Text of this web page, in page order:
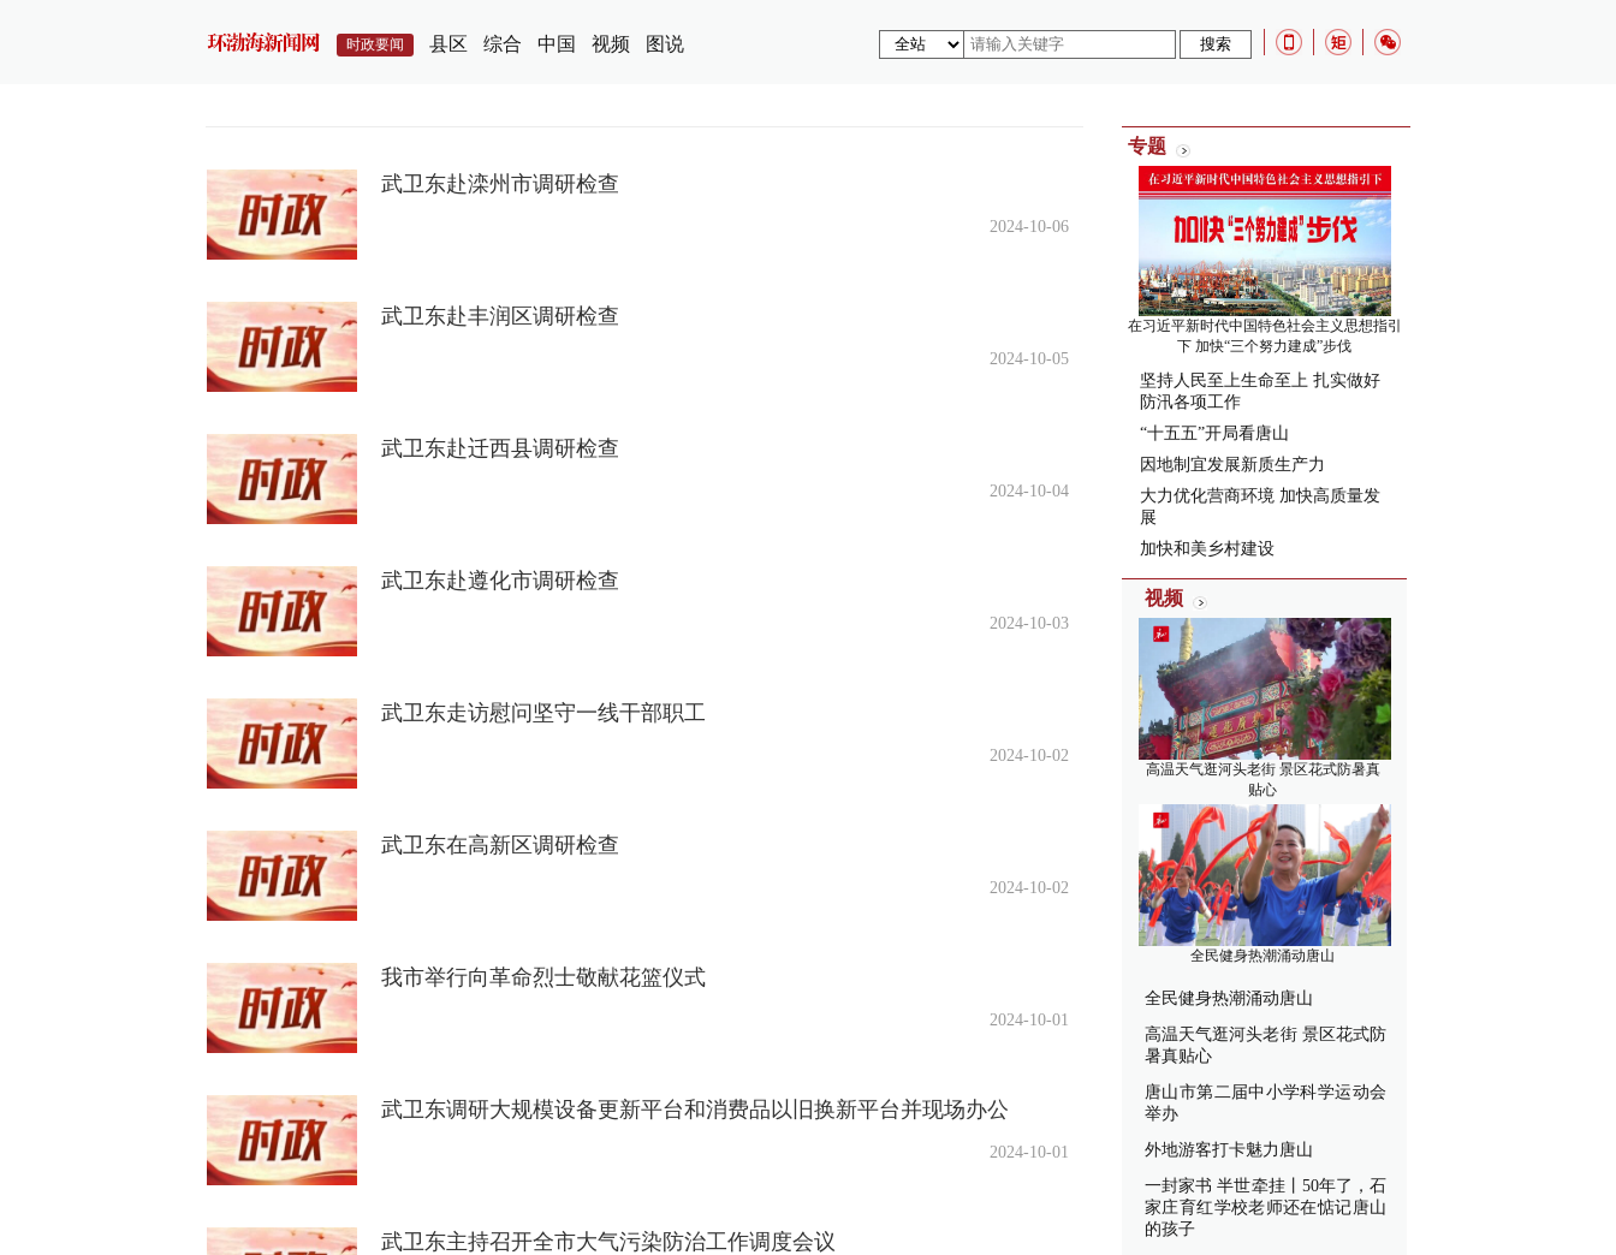
时政要闻 县区 综合 中国 视频 图说
武卫东赴滦州市调研检查
2024-10-06
武卫东赴丰润区调研检查
2024-10-05
武卫东赴迁西县调研检查
2024-10-04
武卫东赴遵化市调研检查
2024-10-03
武卫东走访慰问坚守一线干部职工
2024-10-02
武卫东在高新区调研检查
2024-10-02
我市举行向革命烈士敬献花篮仪式
2024-10-01
武卫东调研大规模设备更新平台和消费品以旧换新平台并现场办公
2024-10-01
武卫东主持召开全市大气污染防治工作调度会议
专题
在习近平新时代中国特色社会主义思想指引
下 加快“三个努力建成”步伐
坚持人民至上生命至上 扎实做好
防汛各项工作
“十五五”开局看唐山
因地制宜发展新质生产力
大力优化营商环境 加快高质量发
展
加快和美乡村建设
视频
高温天气逛河头老街 景区花式防暑真
贴心
全民健身热潮涌动唐山
全民健身热潮涌动唐山
高温天气逛河头老街 景区花式防
暑真贴心
唐山市第二届中小学科学运动会
举办
外地游客打卡魅力唐山
一封家书 半世牵挂丨50年了，石
家庄育红学校老师还在惦记唐山
的孩子